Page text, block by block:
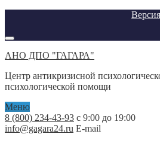
АНО ДПО "ГАГАРА"
Центр антикризисной
психологической помощи
Меню
8 (800) 234-43-93 с 9:00 до 19:00
info@gagara24.ru E-mail